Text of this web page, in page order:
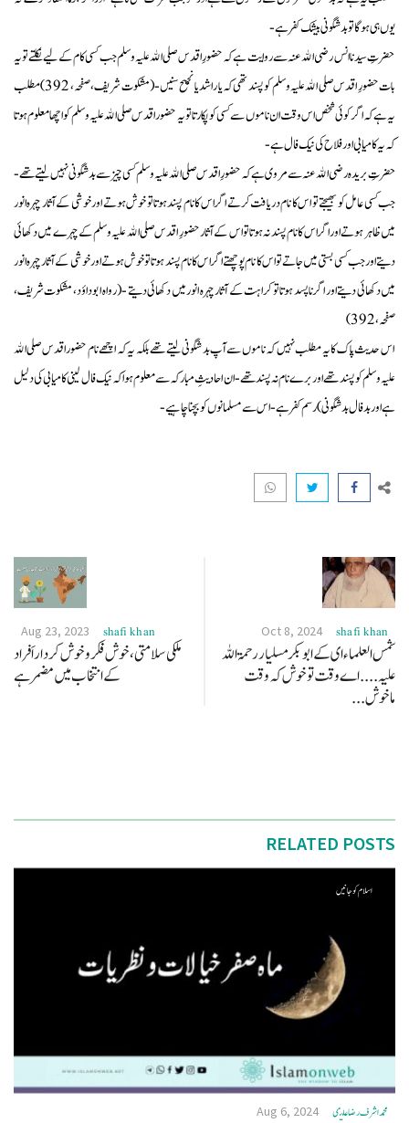
یوں ہی ہوگا تو بد شگونی بیشک کفر ہے-
حضرتِ سیدنا انس رضی الله عنہ سے روایت ہے کہ حضورِ اقدس صلی الله علیہ وسلم جب کسی کام کے لیے نکلتے تو یہ
بات حضورِ اقدس صلی الله علیہ وسلم کو پسند تھی کہ یا راشد یا نجیح سنیں- (مشکوت شریف، صفحہ، 392) مطلب
یہ ہے کہ اگر کوئی شخص اس وقت ان ناموں سے کسی کو پکارتا تو یہ حضور اقدس صلی الله علیہ وسلم کو اچھا معلوم ہوتا
کہ یہ کامیابی اور فلاح کی نیک فال ہے-
حضرتِ بریدہ رضی الله عنہ سے مروی ہے کہ حضورِ اقدس صلی الله علیہ وسلم کسی چیز سے بد شگونی نہیں لیتے تھے-
جب کسی عامل کو بھیجتے تو اس کا نام دریافت کرتے اگر اس کا نام پسند ہوتا تو خوش ہوتے اور خوشی کے آثار چہرہ انور
میں ظاہر ہوتے اور اگر اس کا نام پسند نہ ہوتا تو اس کے آثار حضورِ اقدس صلی الله علیہ وسلم کے چہرے میں دکھائی
دیتے اور جب کسی بستی میں جاتے تو اس کا نام پوچھتے اگر اس کا نام پسند ہوتا تو خوش ہوتے اور خوشی کے آثار چہرہ انور
میں دکھائی دیتے اور اگر ناپسد ہوتا تو کراہت کے آثار چہرہ انور میں دکھائی دیتے -( رواہ ابو داؤد، مشکوت شریف،
صفحہ، 392)
اس حدیث پاک کا یہ مطلب نہیں کہ ناموں سے آپ بد شگونی لیتے تھے بلکہ یہ کہ اچھے نام حضور اقدس صلی الله
علیہ وسلم کو پسند تھے اور برے نام نہ پسند تھے- ان احادیثِ مبارکہ سے معلوم ہوا کہ نیک فال لینی کامیابی کی دلیل
ہے اور بد فال بد شگونی) رسم کفر ہے- اس سے مسلمانوں کو بچنا چاہیے-
shafi khan
Oct 8, 2024
شمس العلماء ای کے ابو بکر مسلیار رحمۃ اللہ
علیہ .... اے وقت تو خوش کہ وقت
ماخوش...
shafi khan
Aug 23, 2023
ملکی سلامتی، خوش فکر وخوش کردار اَفراد
کے انتخاب میں مضمر ہے
RELATED POSTS
اسلام کو جانیں
محمد اشرف رضا علیمی Aug 6, 2024